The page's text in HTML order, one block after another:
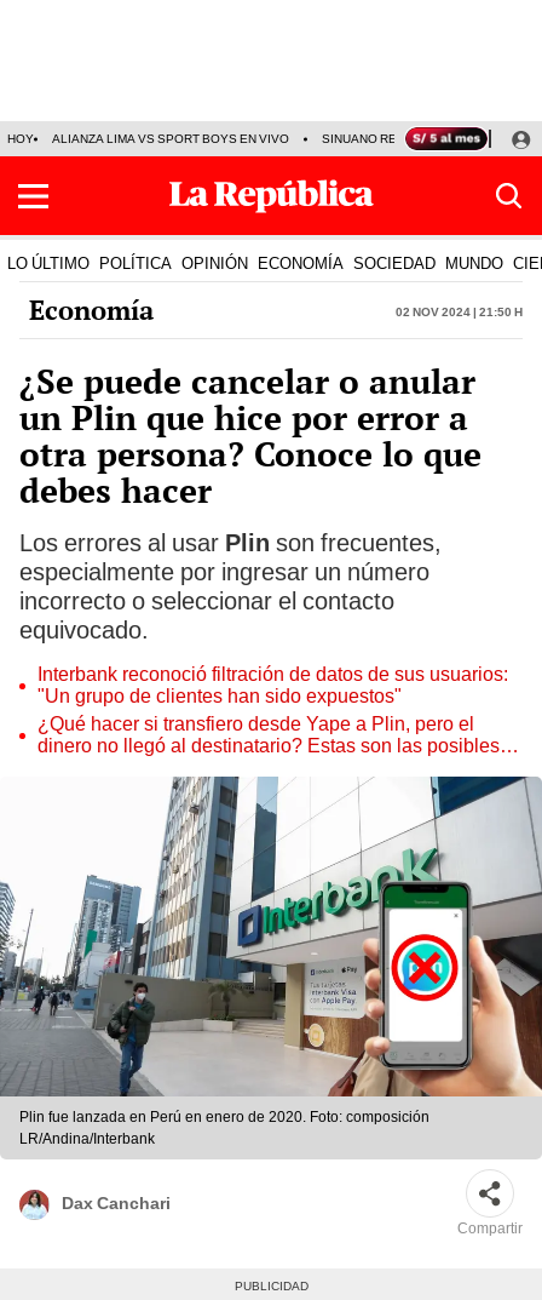
HOY ALIANZA LIMA VS SPORT BOYS EN VIVO SINUANO RESULTADOS HOY
LO ÚLTIMO POLÍTICA OPINIÓN ECONOMÍA SOCIEDAD MUNDO
Economía 02 Nov 2024 | 21:50 h
¿Se puede cancelar o anular
un Plin que hice por error a
otra persona? Conoce lo que
debes hacer
Los errores al usar Plin son frecuentes,
especialmente por ingresar un número
incorrecto o seleccionar el contacto
equivocado.
Interbank reconoció filtración de datos de sus usuarios:
"Un grupo de clientes han sido expuestos"
¿Qué hacer si transfiero desde Yape a Plin, pero el
dinero no llegó al destinatario? Estas son las posibles
Plin fue lanzada en Perú en enero de 2020. Foto: composición
LR/Andina/Interbank
Dax Canchari
Compartir